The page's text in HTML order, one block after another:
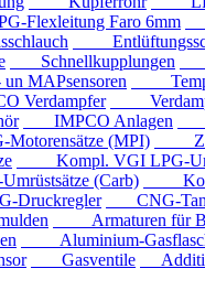
Faro 6mm
Schnellkupplungen
MAPsensoren
Verdampfer
IMPCO Anlagen
(MPI)
Kompl. VGI LPG-
(Carb)
CNG-
Armaturen für
Aluminium-
Gasventile